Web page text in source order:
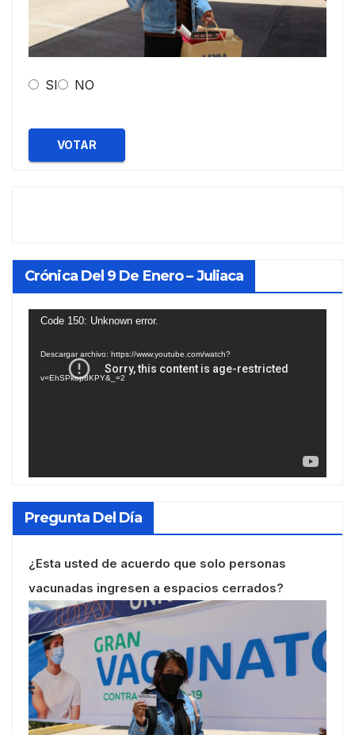
SI NO
VOTAR
Crónica Del 9 De Enero – Juliaca
Reproductor
Code 150: Unknown error.
Descargar archivo: https://www.youtube.com/watch?
v=EhSPkop8KPY&_=2
Pregunta Del Día
¿Esta usted de acuerdo que solo personas
vacunadas ingresen a espacios cerrados?